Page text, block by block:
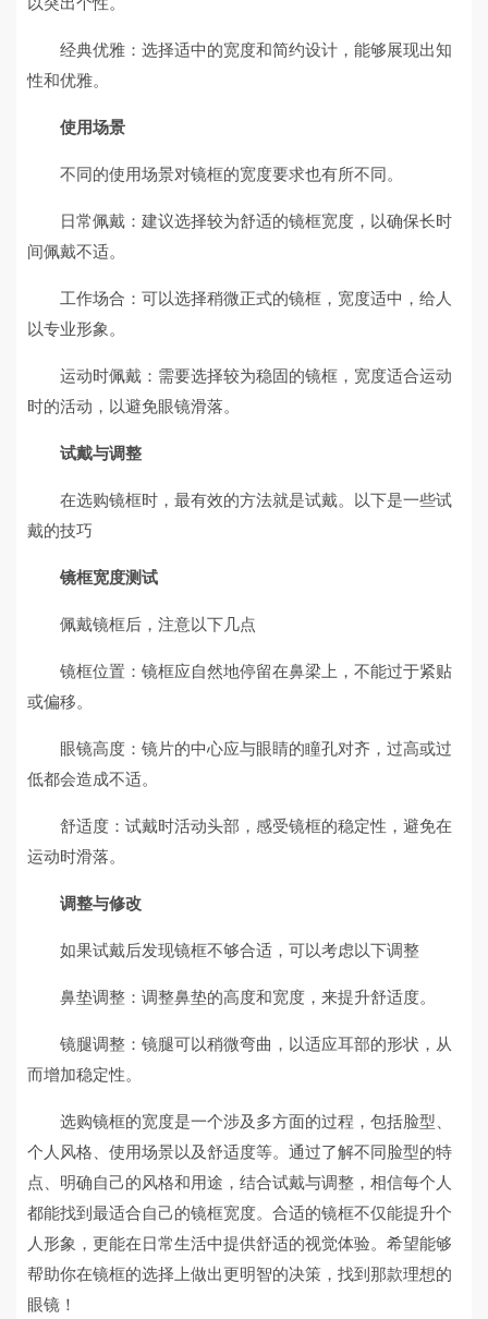
经典优雅：选择适中的宽度和简约设计，能够展现出知
性和优雅。
使用场景
不同的使用场景对镜框的宽度要求也有所不同。
日常佩戴：建议选择较为舒适的镜框宽度，以确保长时
间佩戴不适。
工作场合：可以选择稍微正式的镜框，宽度适中，给人
以专业形象。
运动时佩戴：需要选择较为稳固的镜框，宽度适合运动
时的活动，以避免眼镜滑落。
试戴与调整
在选购镜框时，最有效的方法就是试戴。以下是一些试
戴的技巧
镜框宽度测试
佩戴镜框后，注意以下几点
镜框位置：镜框应自然地停留在鼻梁上，不能过于紧贴
或偏移。
眼镜高度：镜片的中心应与眼睛的瞳孔对齐，过高或过
低都会造成不适。
舒适度：试戴时活动头部，感受镜框的稳定性，避免在
运动时滑落。
调整与修改
如果试戴后发现镜框不够合适，可以考虑以下调整
鼻垫调整：调整鼻垫的高度和宽度，来提升舒适度。
镜腿调整：镜腿可以稍微弯曲，以适应耳部的形状，从
而增加稳定性。
选购镜框的宽度是一个涉及多方面的过程，包括脸型、
个人风格、使用场景以及舒适度等。通过了解不同脸型的特
点、明确自己的风格和用途，结合试戴与调整，相信每个人
都能找到最适合自己的镜框宽度。合适的镜框不仅能提升个
人形象，更能在日常生活中提供舒适的视觉体验。希望能够
帮助你在镜框的选择上做出更明智的决策，找到那款理想的
眼镜！